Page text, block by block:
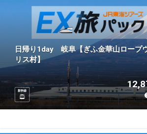
日帰り1day 岐阜【ぎふ金華山ロープ
リス村】
新幹線